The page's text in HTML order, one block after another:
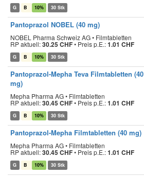
G B 10% 30 Stk
Pantoprazol NOBEL (40 mg)
NOBEL Pharma Schweiz AG • Filmtabletten
RP aktuell:30.25 CHF• Preis p.E.:1.01 CHF
G B 10% 30 Stk
Pantoprazol-Mepha Teva Filmtabletten (40
mg)
Mepha Pharma AG • Filmtabletten
RP aktuell:30.45 CHF• Preis p.E.:1.01 CHF
G B 10% 30 Stk
Pantoprazol-Mepha Filmtabletten (40 mg)
Mepha Pharma AG • Filmtabletten
RP aktuell:30.45 CHF• Preis p.E.:1.01 CHF
G B 10% 30 Stk